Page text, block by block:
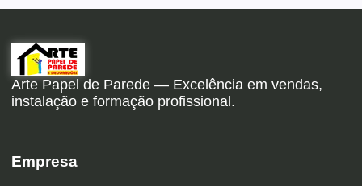
Arte Papel de Parede — Excelência em vendas,
instalação e formação profissional.
Empresa